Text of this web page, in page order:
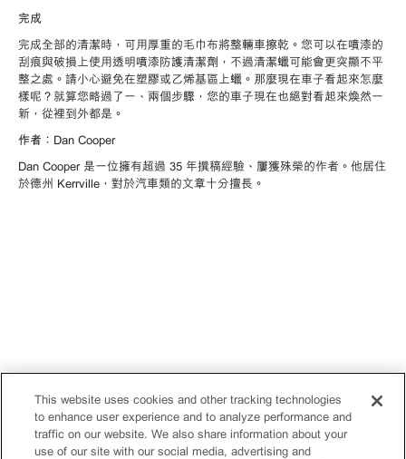
完成
完成全部的清潔時，可用厚重的毛巾布將整輛車擦乾。您可以在噴漆的
刮痕與破損上使用透明噴漆防護清潔劑，不過清潔蠟可能會更突顯不平
整之處。請小心避免在塑膠或乙烯基區上蠟。那麼現在車子看起來怎麼
樣呢？就算您略過了一、兩個步驟，您的車子現在也絕對看起來煥然一
新，從裡到外都是。
作者：Dan Cooper
Dan Cooper 是一位擁有超過 35 年撰稿經驗、屢獲殊榮的作者。他居住
於德州 Kerrville，對於汽車類的文章十分擅長。
This website uses cookies and other tracking technologies
to enhance user experience and to analyze performance and
traffic on our website. We also share information about your
use of our site with our social media, advertising and